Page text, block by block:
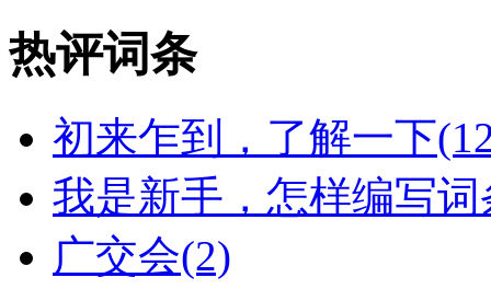
热评词条
初来乍到，了解一下
我是新手，怎样编写词
广交会(2)